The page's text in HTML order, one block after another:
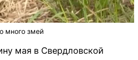
много змей
мая в Свердловской